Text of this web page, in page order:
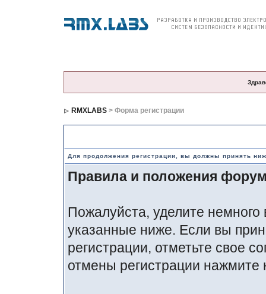
RMXLABS> Форма регистрации
Для продолжения регистрации, вы должны принять
Правила и положения
Пожалуйста, уделите немного
указанные ниже. Если вы
регистрации, отметьте свое
отмены регистрации нажмите